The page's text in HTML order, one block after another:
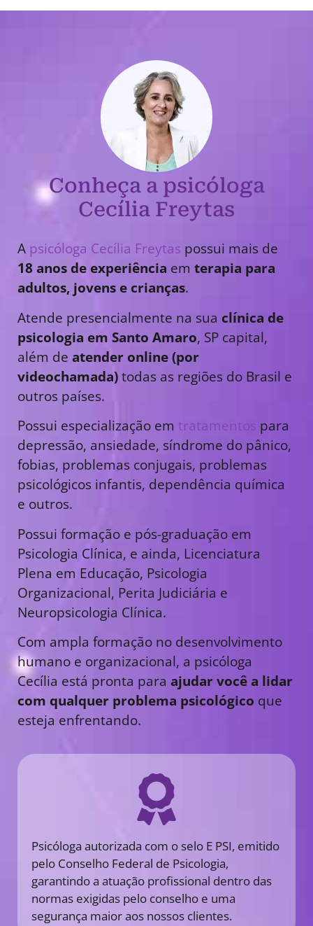
Conheça a psicóloga
Cecília Freytas
A psicóloga Cecília Freytas possui mais de
18 anos de experiência em terapia para
adultos, jovens e crianças.
Atende presencialmente na sua clínica de
psicologia em Santo Amaro, SP capital,
além de atender online (por
videochamada)todas as regiões do Brasil e
outros países.
Possui especialização em tratamentos para
depressão, ansiedade, síndrome do pânico,
fobias, problemas conjugais, problemas
psicológicos infantis, dependência química
e outros.
Possui formação e pós-graduação em
Psicologia Clínica, e ainda, Licenciatura
Plena em Educação, Psicologia
Organizacional, Perita Judiciária e
Neuropsicologia Clínica.
Com ampla formação no desenvolvimento
humano e organizacional, a psicóloga
Cecília está pronta para ajudar você a lidar
com qualquer problema psicológico que
esteja enfrentando.
Psicóloga autorizada com o selo E PSI, emitido
pelo Conselho Federal de Psicologia,
garantindo a atuação profissional dentro das
normas exigidas pelo conselho e uma
segurança maior aos nossos clientes.